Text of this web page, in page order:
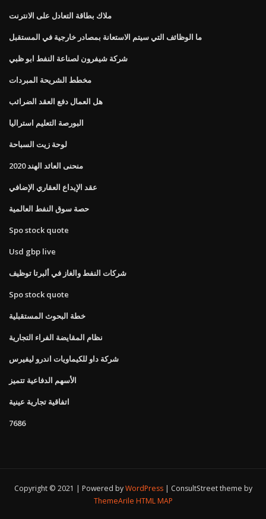
ملاك بطاقة التعادل على الانترنت
ما الوظائف التي سيتم الاستعانة بمصادر خارجية في المستقبل
شركة شيفرون لصناعة النفط ابو ظبي
مخطط الشريحة المبردات
هل العمال دفع العقد الضرائب
البورصة التعليم استراليا
لوحة زيت السباحة
منحنى العائد الهند 2020
عقد الإيداع العقاري الإضافي
حصة سوق النفط العالمية
Spo stock quote
Usd gbp live
شركات النفط والغاز في ألبرتا توظيف
Spo stock quote
خطة البحوث المستقبلية
نظام المقايضة الفراء التجارية
شركة داو للكيماويات اندرو ليفيرس
الأسهم الدفاعية تتميز
اتفاقية تجارية عينية
7686
Copyright © 2021 | Powered byWordPress
ConsultStreet theme by
ThemeArile HTML MAP